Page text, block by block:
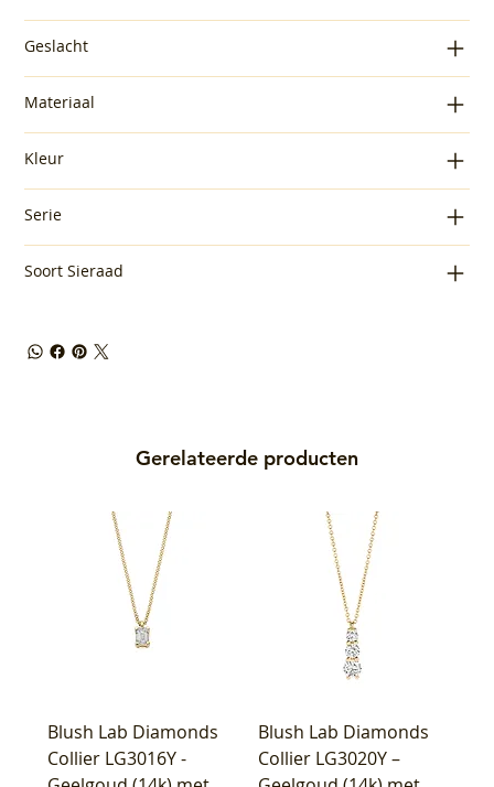
Geslacht
Materiaal
Kleur
Serie
Soort Sieraad
Gerelateerde producten
Blush Lab Diamonds
Collier LG3016Y -
Blush Lab Diamonds
Collier LG3020Y –